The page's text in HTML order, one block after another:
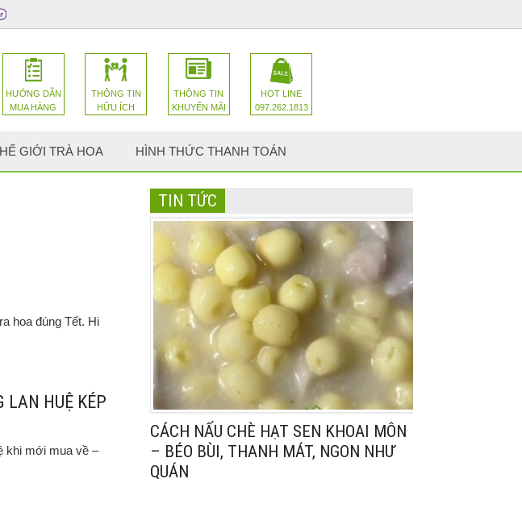
HƯỚNG DẪN
MUA HÀNG
THÔNG TIN
HỮU ÍCH
THÔNG TIN
KHUYẾN MÃI
HOT LINE
097.262.1813
GIỚI TRÀ HOA HÌNH THỨC THANH TOÁN
hoa đúng Tết. Hi
LAN HUỆ KÉP
khi mới mua về –
TIN TỨC
CÁCH NẤU CHÈ HẠT SEN KHOAI MÔN
– BÉO BÙI, THANH MÁT, NGON NHƯ
QUÁN